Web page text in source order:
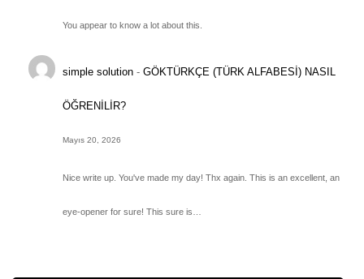
You appear to know a lot about this.
simple solution -GÖKTÜRKÇE (TÜRK ALFABESİ) NASIL
ÖĞRENİLİR?
Mayıs 20, 2026
Nice write up. You've made my day! Thx again. This is an excellent, an
eye-opener for sure! This sure is…